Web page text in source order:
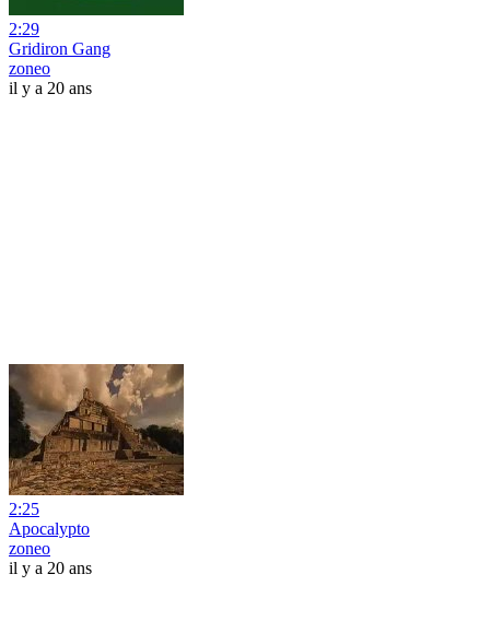
2:29
Gridiron Gang
zoneo
il y a 20 ans
2:25
Apocalypto
zoneo
il y a 20 ans